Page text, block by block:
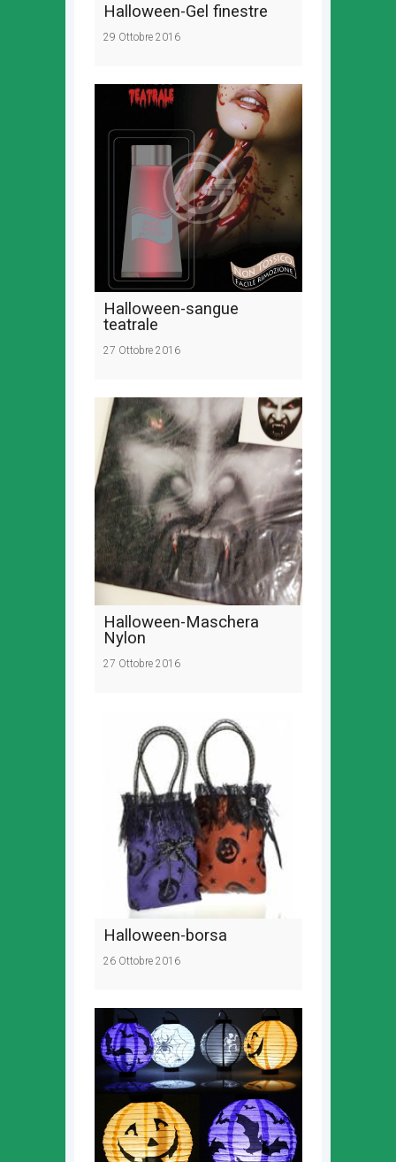
Halloween-Gel finestre
29 Ottobre 2016
Halloween-sangue
teatrale
27 Ottobre 2016
Halloween-Maschera
Nylon
27 Ottobre 2016
Halloween-borsa
26 Ottobre 2016